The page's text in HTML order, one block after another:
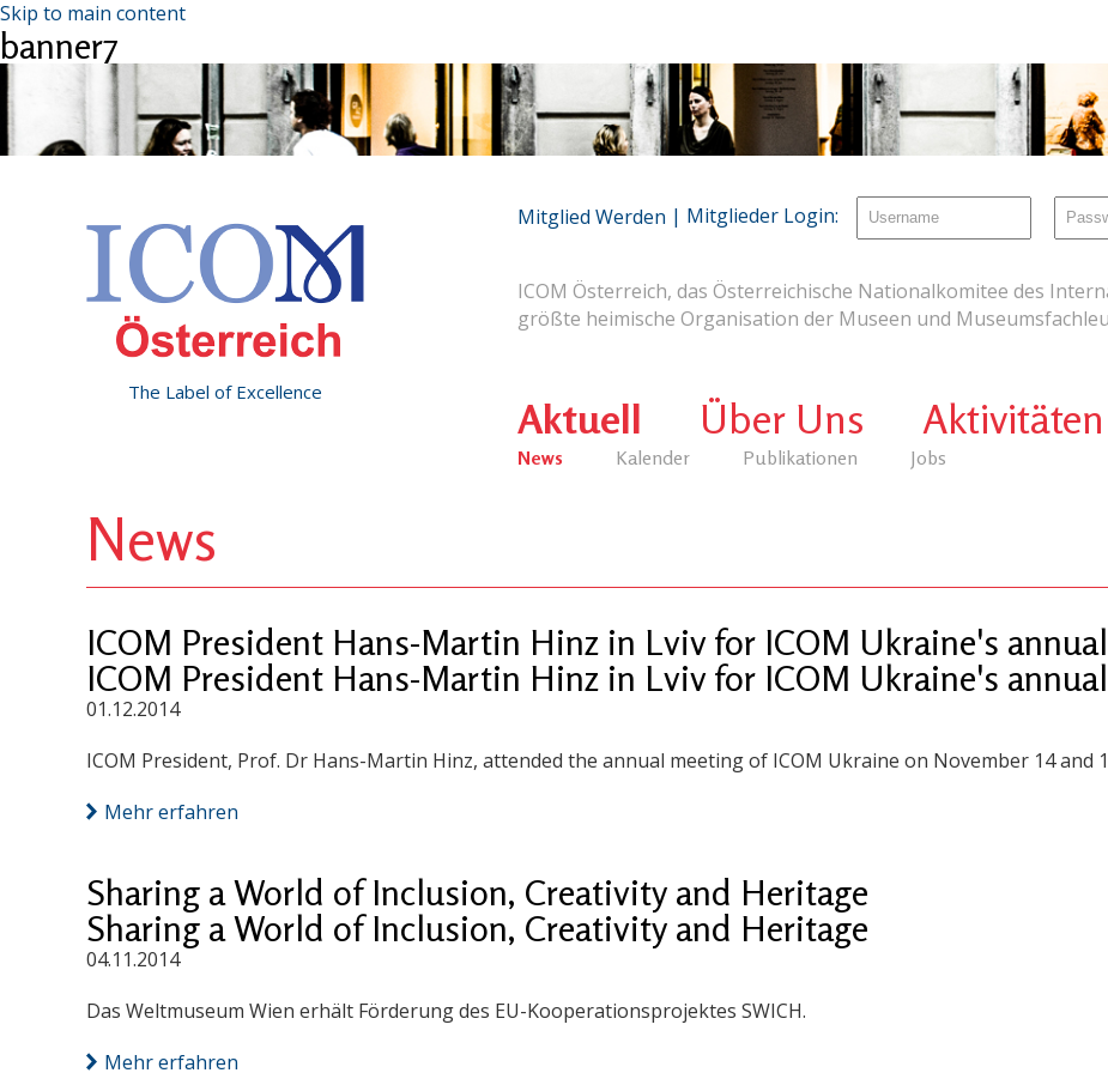
Skip to main content
banner7
The Label of Excellence
ICOM Österreich, das Österreichische Nationalkomitee des
größte heimische Organisation der Museen und
Aktuell
News Kalender Publikationen Jobs
Über Uns Aktivitäten
Mitglied Werden | Mitglieder Login:
News
ICOM President Hans-Martin Hinz in Lviv for ICOM Ukraine's
ICOM President Hans-Martin Hinz in Lviv for ICOM Ukraine's
01.12.2014
ICOM President, Prof. Dr Hans-Martin Hinz, attended the annual meeting of ICOM Ukraine on November 14
Mehr erfahren
Sharing a World of Inclusion, Creativity and Heritage
Sharing a World of Inclusion, Creativity and Heritage
04.11.2014
Das Weltmuseum Wien erhält Förderung des EU-Kooperationsprojektes SWICH.
Mehr erfahren